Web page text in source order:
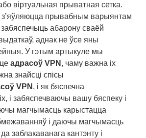
віртуальная прыватная сетка.
з’яўляюцца прывабным варыянтам
абарону сваёй
аднак не ўсе яны
У гэтым артыкуле мы
адрасоў VPN , чаму важна іх
знайсці спісы
VPN , і як бяспечна
і забяспечваючы вашу бяспеку і
магчымасць карыстацца
і даючы магчымасць
заблакаванага кантэнту і